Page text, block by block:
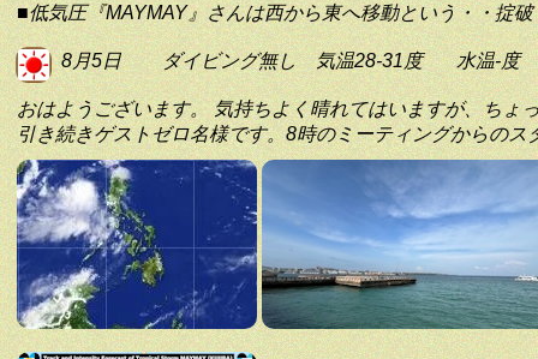
■低気圧『MAYMAY』さんは西から東へ移動という・・掟
8月5日 ダイビング無し 気温28-31度 水温-度
おはようございます。 気持ちよく晴れてはいますが、ちょ
引き続きゲストゼロ名様です。8時のミーティングからの